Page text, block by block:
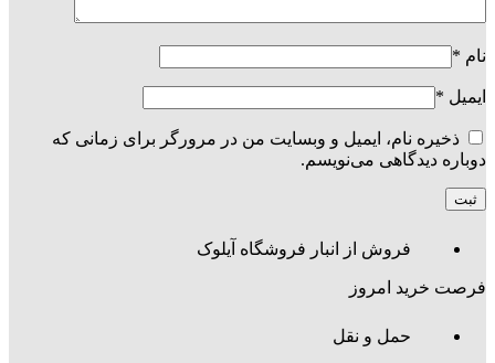
نام *
ایمیل *
ذخیره نام، ایمیل و وبسایت من در مرورگر برای زمانی که
دوباره دیدگاهی می‌نویسم.
فروش از انبار فروشگاه آیلوک
فرصت خرید امروز
حمل و نقل